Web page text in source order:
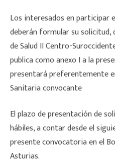
Los interesados en participar
deberán formular su solicitud,
de Salud II Centro-
publica como anexo I a la
presentará preferentemente
Sanitaria convocante
El plazo de presentación de
hábiles, a contar desde el
presente convocatoria en el
Asturias.